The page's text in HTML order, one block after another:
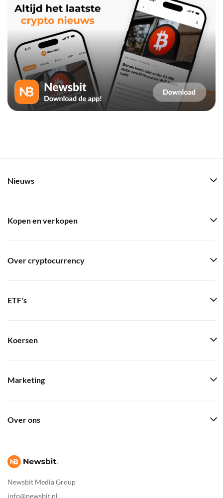
Newsbit Media Group
info@newsbit.nl
Nieuws
Kopen en verkopen
Over cryptocurrency
ETF's
Koersen
Marketing
Over ons